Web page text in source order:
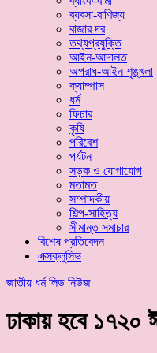
ব্যবসা-বাণিজ্য
বাজার দর
তথ্যপ্রযুক্তি
আইন-আদালত
অপরাধ-আইন শৃঙ্খলা
ক্যাম্পাস
ধর্ম
ফিচার
কৃষি
পরিবেশ
পর্যটন
সড়ক ও যোগাযোগ
মতামত
সম্পাদকীয়
শিল্প-সাহিত্য
সীমান্ত সমাচার
বিশেষ প্রতিবেদন
এক্সক্লুসিভ
জাতীয় ধর্মলিড নিউজ
ঢাকায় হবে ১৭২০